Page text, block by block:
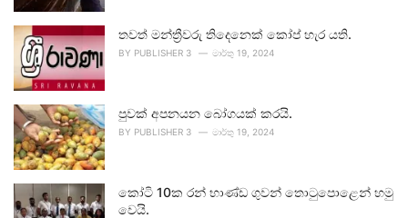
තවත් මන්ත්‍රීවරු තිදෙනෙක් කෝප් හැර යති.
BY PUBLISHER 3 මාර්තු 19, 2024
පුවක් අපනයන බෝගයක් කරයි.
BY PUBLISHER 3 මාර්තු 19, 2024
කෝටි 10ක රන් භාණ්ඩ ගුවන් තොටුපොළෙන් හමු
වෙයි.